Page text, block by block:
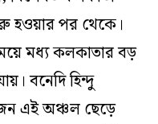
হওয়ার পর থেকে।
মধ্য কলকাতার বড়
বনেদি হিন্দু
এই অঞ্চল ছেড়ে